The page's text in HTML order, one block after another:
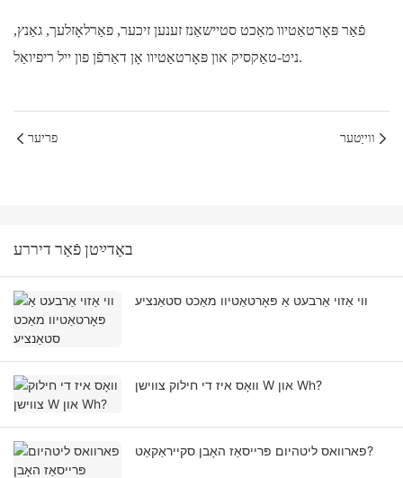
פֿאַר פּאָרטאַטיוו מאַכט סטיישאַנז זענען זיכער, פאַרלאָזלעך, גאַנץ,
ניט-טאַקסיק און פּאָרטאַטיוו אָן דאַרפֿן פון ייל ריפיואַל.
פריער ווייַטער
באַדײַטן פֿאַר דיררע
ווי אַזוי אַרבעט אַ פּאָרטאַטיוו מאַכט סטאַנציע
וואָס איז די חילוק צווישן W און Wh?
פארוואס ליטהיום פּרייסאַז האָבן סקייראַקאַט?